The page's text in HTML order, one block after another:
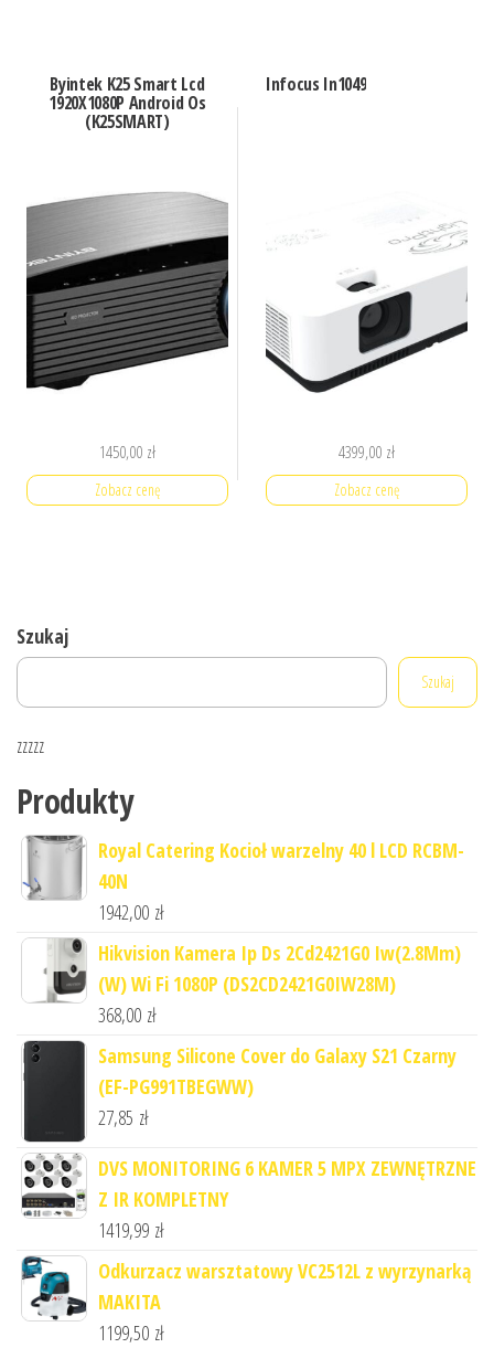
Byintek K25 Smart Lcd
1920X1080P Android Os
(K25SMART)
1450,00 zł
Zobacz cenę
Infocus In1049
4399,00 zł
Zobacz cenę
Szukaj
Szukaj
zzzzz
Produkty
Royal Catering Kocioł warzelny 40 l LCD RCBM-
40N
1942,00 zł
Hikvision Kamera Ip Ds 2Cd2421G0 Iw(2.8Mm)
(W) Wi Fi 1080P (DS2CD2421G0IW28M)
368,00 zł
Samsung Silicone Cover do Galaxy S21 Czarny
(EF-PG991TBEGWW)
27,85 zł
DVS MONITORING 6 KAMER 5 MPX ZEWNĘTRZNE
Z IR KOMPLETNY
1419,99 zł
Odkurzacz warsztatowy VC2512L z wyrzynarką
MAKITA
1199,50 zł